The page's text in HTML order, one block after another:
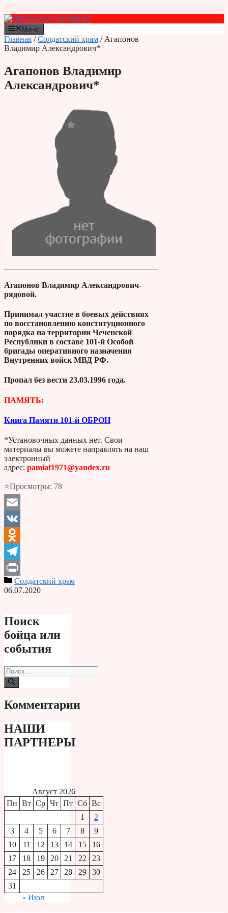
к
содержимому
Меню
Главная /Солдатский храм / Агапонов
Владимир Александрович*
Агапонов Владимир
Александрович*
Агапонов Владимир Александрович-
рядовой.
Принимал участие в боевых действиях
по восстановлению конституционного
порядка на территории Чеченской
Республики в составе 101-й Особой
бригады оперативного назначения
Внутренних войск МВД РФ.
Пропал без вести 23.03.1996 года.
ПАМЯТЬ:
Книга Памяти 101-й ОБРОН
*Установочных данных нет. Свои
материалы вы можете направлять на наш
электронный
адрес: pamiat1971@yandex.ru
⭐Просмотры: 78
Email
VK
Odnoklassniki
Telegram
PrintСолдатский храм
06.07.2020
Поиск
бойца или
события
Поиск:
Комментарии
НАШИ
ПАРТНЕРЫ
Август 2026
Пн Вт Ср Чт Пт Сб Вс
1
2
3
4 5 6 7 8
9
10
11 12 13 14 15
16
17
18 19 20 21 22
23
24
25 26 27 28 29
30
31
« Июл